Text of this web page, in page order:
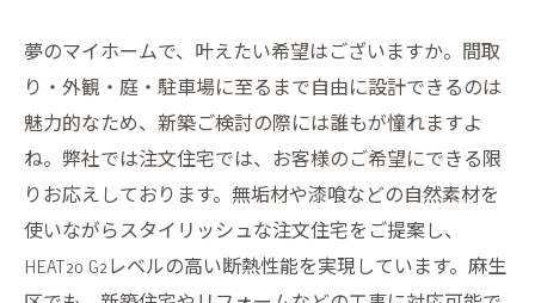
夢のマイホームで、叶えたい希望はございますか。間取
り・外観・庭・駐車場に至るまで自由に設計できるのは
魅力的なため、新築ご検討の際には誰もが憧れますよ
ね。弊社では注文住宅では、お客様のご希望にできる限
りお応えしております。無垢材や漆喰などの自然素材を
使いながらスタイリッシュな注文住宅をご提案し、
HEAT20 G2レベルの高い断熱性能を実現しています。麻生